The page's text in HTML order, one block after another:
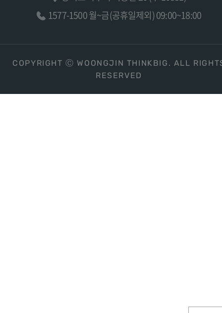
1577-1500 월~금(공휴일제외) 09:00~18:00
COPYRIGHT Ⓒ WOONGJIN THINKBIG. ALL
RESERVED